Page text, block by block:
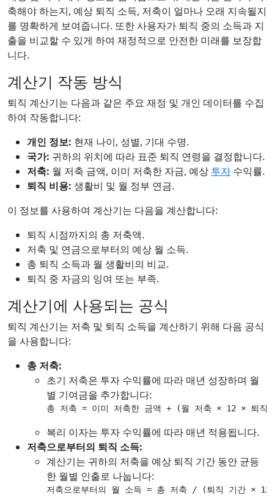
축해야 하는지, 예상 퇴직 소득, 저축이 얼마나 오래 지속될지
를 명확하게 보여줍니다. 또한 사용자가 퇴직 중의 소득과 지
출을 비교할 수 있게 하여 재정적으로 안전한 미래를 보장합
니다.
계산기 작동 방식
퇴직 계산기는 다음과 같은 주요 재정 및 개인 데이터를 수집
하여 작동합니다:
개인 정보: 현재 나이, 성별, 기대 수명.
국가: 귀하의 위치에 따라 표준 퇴직 연령을 결정합니다.
저축: 월 저축 금액, 이미 저축한 자금, 예상 투자 수익률.
퇴직 비용: 생활비 및 월 정부 연금.
이 정보를 사용하여 계산기는 다음을 계산합니다:
퇴직 시점까지의 총 저축액.
저축 및 연금으로부터의 예상 월 소득.
총 퇴직 소득과 월 생활비의 비교.
퇴직 중 자금의 잉여 또는 부족.
계산기에 사용되는 공식
퇴직 계산기는 저축 및 퇴직 소득을 계산하기 위해 다음 공식
을 사용합니다:
총 저축:
초기 저축은 투자 수익률에 따라 매년 성장하며 월
별 기여금을 추가합니다:
총 저축 = 이미 저축한 금액 + (월 저축 × 12 × 퇴직
복리 이자는 투자 수익률에 따라 매년 적용됩니다.
저축으로부터의 퇴직 소득:
계산기는 귀하의 저축을 예상 퇴직 기간 동안 균등
한 월별 인출로 나눕니다:
저축으로부터의 월 소득 = 총 저축 / (퇴직 기간 ×